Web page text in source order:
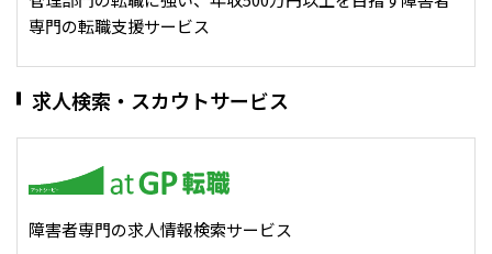
専門の転職支援サービス
求人検索・スカウトサービス
障害者専門の求人情報検索サービス
IT・Web制作スキルを身につける就労移行支援サービス
しいたけ生産で実現する